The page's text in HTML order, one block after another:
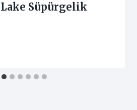
Süpürgelik